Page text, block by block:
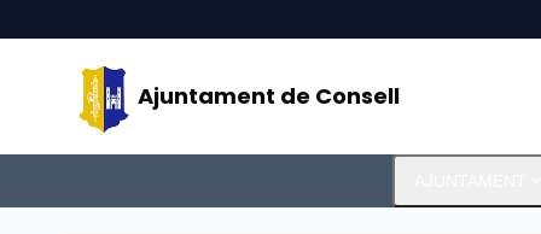
Ajuntament de Consell